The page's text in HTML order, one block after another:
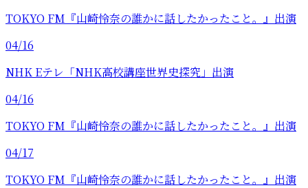
TOKYO FM『山崎怜奈の誰かに話したかったこと。』出演
04/16
NHK Eテレ「NHK高校講座世界史探究」出演
04/16
TOKYO FM『山崎怜奈の誰かに話したかったこと。』出演
04/17
TOKYO FM『山崎怜奈の誰かに話したかったこと。』出演